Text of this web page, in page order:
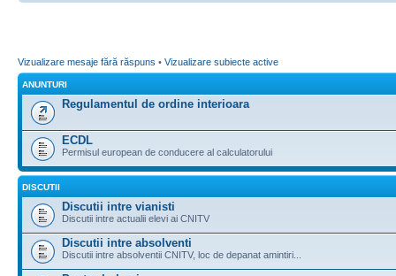
Vizualizare mesaje fără răspuns • Vizualizare subiecte active
ANUNTURI
Regulamentul de ordine interioara
ECDL
Permisul european de conducere al calculatorului
DISCUTII
Discutii intre vianisti
Discutii intre actualii elevi ai CNITV
Discutii intre absolventi
Discutii intre absolventii CNITV, loc de depanat amintiri...